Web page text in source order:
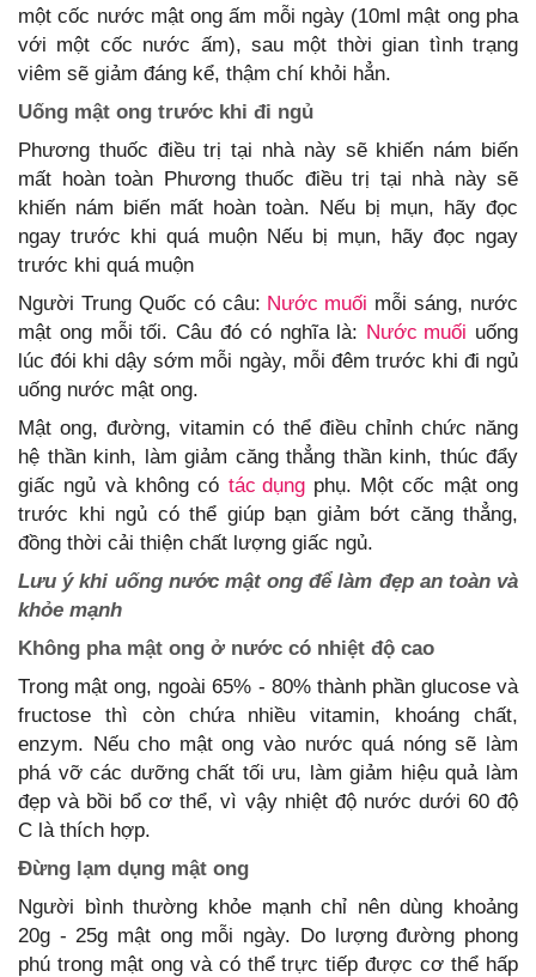
một cốc nước mật ong ấm mỗi ngày (10ml mật ong pha
với một cốc nước ấm), sau một thời gian tình trạng
viêm sẽ giảm đáng kể, thậm chí khỏi hẳn.
Uống mật ong trước khi đi ngủ
Phương thuốc điều trị tại nhà này sẽ khiến nám biến
mất hoàn toàn Phương thuốc điều trị tại nhà này sẽ
khiến nám biến mất hoàn toàn. Nếu bị mụn, hãy đọc
ngay trước khi quá muộn Nếu bị mụn, hãy đọc ngay
trước khi quá muộn
Người Trung Quốc có câu: Nước muối mỗi sáng, nước
mật ong mỗi tối. Câu đó có nghĩa là: Nước muối uống
lúc đói khi dậy sớm mỗi ngày, mỗi đêm trước khi đi ngủ
uống nước mật ong.
Mật ong, đường, vitamin có thể điều chỉnh chức năng
hệ thần kinh, làm giảm căng thẳng thần kinh, thúc đẩy
giấc ngủ và không có tác dụngphụ. Một cốc mật ong
trước khi ngủ có thể giúp bạn giảm bớt căng thẳng,
đồng thời cải thiện chất lượng giấc ngủ.
Lưu ý khi uống nước mật ong để làm đẹp an toàn và
khỏe mạnh
Không pha mật ong ở nước có nhiệt độ cao
Trong mật ong, ngoài 65% - 80% thành phần glucose và
fructose thì còn chứa nhiều vitamin, khoáng chất,
enzym. Nếu cho mật ong vào nước quá nóng sẽ làm
phá vỡ các dưỡng chất tối ưu, làm giảm hiệu quả làm
đẹp và bồi bổ cơ thể, vì vậy nhiệt độ nước dưới 60 độ
C là thích hợp.
Đừng lạm dụng mật ong
Người bình thường khỏe mạnh chỉ nên dùng khoảng
20g - 25g mật ong mỗi ngày. Do lượng đường phong
phú trong mật ong và có thể trực tiếp được cơ thể hấp